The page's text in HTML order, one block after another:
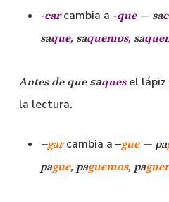
-carcambia a -que— sa
saque, saquemos, sa
Antes de quesaques el
la lectura.
–garcambia a –gue — pa
pague, paguemos, pa